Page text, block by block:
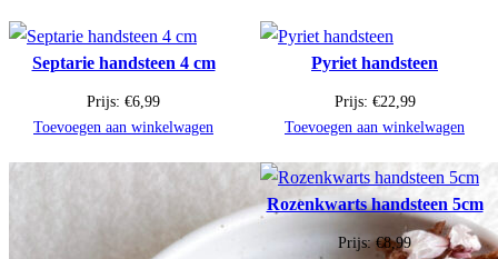
Septarie handsteen 4 cm
Prijs: €6,99
Toevoegen aan winkelwagen
Pyriet handsteen
Prijs: €22,99
Toevoegen aan winkelwagen
Rozenkwarts handsteen 5cm
Prijs:€8,99